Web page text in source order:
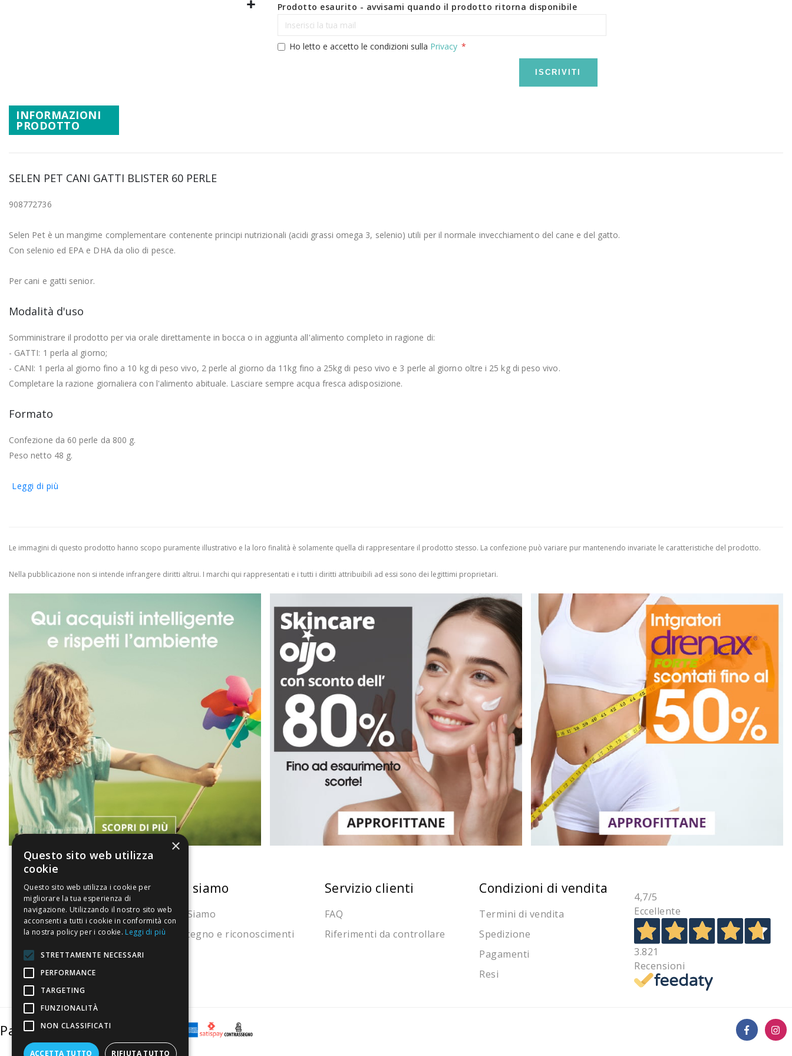
Prodotto esaurito - avvisami quando il prodotto ritorna disponibile
Ho letto e accetto le condizioni sulla Privacy
ISCRIVITI
INFORMAZIONI
PRODOTTO
SELEN PET CANI GATTI BLISTER 60 PERLE
908772736
Selen Pet è un mangime complementare contenente principi nutrizionali (acidi grassi omega 3, selenio) utili per il normale invecchiamento del cane e del gatto.
Con selenio ed EPA e DHA da olio di pesce.
Per cani e gatti senior.
Modalità d'uso
Somministrare il prodotto per via orale direttamente in bocca o in aggiunta all'alimento completo in ragione di:
- GATTI: 1 perla al giorno;
- CANI: 1 perla al giorno fino a 10 kg di peso vivo, 2 perle al giorno da 11kg fino a 25kg di peso vivo e 3 perle al giorno oltre i 25 kg di peso vivo.
Completare la razione giornaliera con l'alimento abituale. Lasciare sempre acqua fresca adisposizione.
Formato
Confezione da 60 perle da 800 g.
Peso netto 48 g.
Leggi di più
Le immagini di questo prodotto hanno scopo puramente illustrativo e la loro finalità è solamente quella di rappresentare il prodotto stesso. La confezione può variare pur mantenendo invariate le caratteristiche del prodotto.
Nella pubblicazione non si intende infrangere diritti altrui. I marchi qui rappresentati e i tutti i diritti attribuibili ad essi sono dei legittimi proprietari.
La nostra convenienza
Il risparmio che fa ambiente
Il nostro manifesto
Il blog
Perché fidarti
Vendi con noi
Chi siamo
Chi Siamo
Sostegno e riconoscimenti
Servizio clienti
FAQ
Riferimenti da controllare
Condizioni di vendita
Termini di vendita
Spedizione
Pagamenti
Resi
4,7/5
Eccellente
3.821
Recensioni
Pagamenti sicuri
×
Questo sito web utilizza
cookie
Questo sito web utilizza i cookie per
migliorare la tua esperienza di
navigazione. Utilizzando il nostro sito web
acconsenti a tutti i cookie in conformità con
la nostra policy per i cookie. Leggi di più
STRETTAMENTE NECESSARI
PERFORMANCE
TARGETING
FUNZIONALITÀ
NON CLASSIFICATI
ACCETTA TUTTO RIFIUTA TUTTO